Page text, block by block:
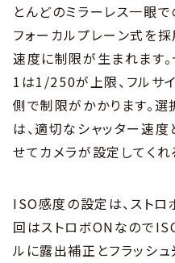
とんどのミラーレス一眼
フォーカルプレーン式を採
速度に制限が生まれます
1は1/250が上限、フルサ
側で制限がかかります。
は、適切なシャッター速
せてカメラが設定してくれ
ISO感度の設定は、スト
回はストロボONなので
ルに露出補正とフラッシ